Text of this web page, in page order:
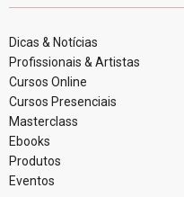
Dicas & Notícias
Profissionais & Artistas
Cursos Online
Cursos Presenciais
Masterclass
Ebooks
Produtos
Eventos